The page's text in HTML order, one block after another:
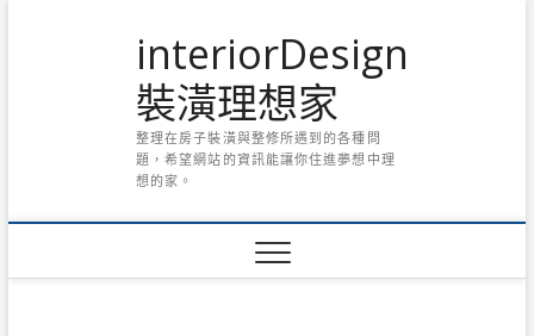
interiorDesign
裝潢理想家
整理在房子裝潢與整修所遇到的各種問
題，希望網站的資訊能讓你住進夢想中理
想的家。